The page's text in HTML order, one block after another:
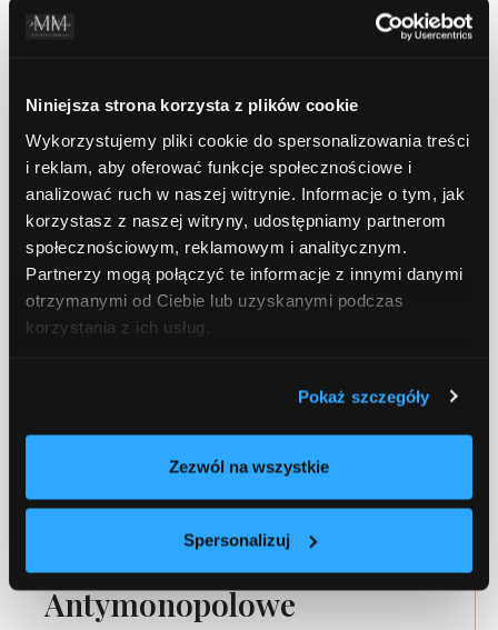
Niniejsza strona korzysta z plików cookie
Wykorzystujemy pliki cookie do spersonalizowania treści
i reklam, aby oferować funkcje społecznościowe i
analizować ruch w naszej witrynie. Informacje o tym, jak
korzystasz z naszej witryny, udostępniamy partnerom
społecznościowym, reklamowym i analitycznym.
Partnerzy mogą połączyć te informacje z innymi danymi
otrzymanymi od Ciebie lub uzyskanymi podczas
korzystania z ich usług.
Pokaż szczegóły
Zezwól na wszystkie
Spersonalizuj
Przedsiębiorstw i Kary
Finansowe
Prawo gospodarcze określa zakres
odpowiedzialności przedsiębiorstw za
naruszenia przepisów, a także nakłada sankcje
5. Prawo Konkurencji i
Antymonopolowe